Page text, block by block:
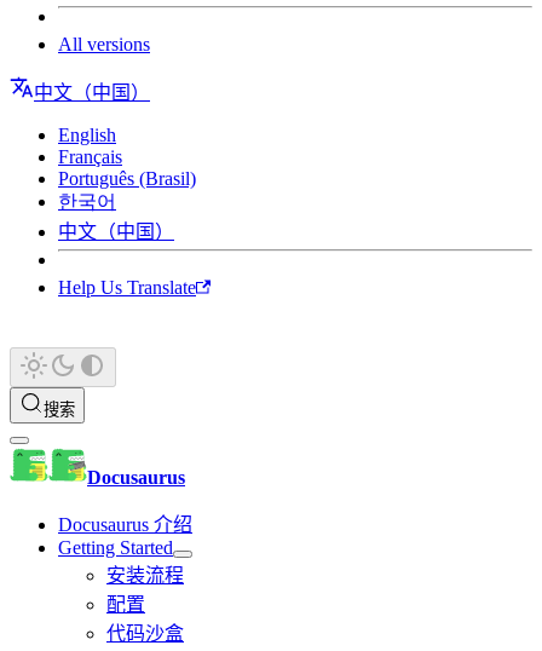
All versions
中文（中国）
English
Français
Português (Brasil)
한국어
中文（中国）
Help Us Translate
搜索
Docusaurus
Docusaurus 介绍
Getting Started
安装流程
配置
代码沙盒